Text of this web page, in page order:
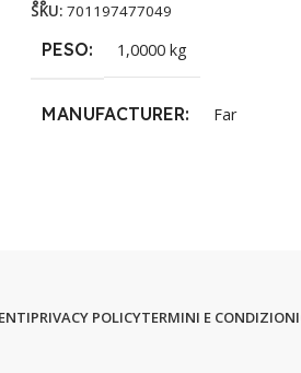
SKU: 701197477049
PESO 1,0000 kg
MANUFACTURER Far
PRIVACY POLICYTERMINI E CONDIZIONI